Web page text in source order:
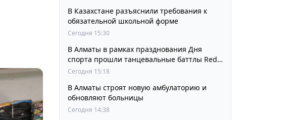
В Казахстане разъяснили требования к
обязательной школьной форме
Сегодня 15:30
В Алматы в рамках празднования Дня
спорта прошли танцевальные баттлы Red
Bull Dance Your Style
Сегодня 15:18
В Алматы строят новую амбулаторию и
обновляют больницы
Сегодня 14:38